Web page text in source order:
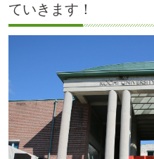
ていきます！